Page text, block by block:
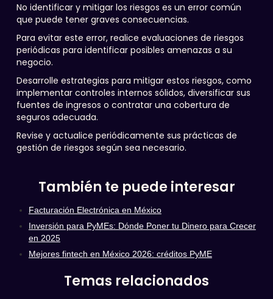
No identificar y mitigar los riesgos es un error común
que puede tener graves consecuencias.
Para evitar este error, realice evaluaciones de riesgos
periódicas para identificar posibles amenazas a su
negocio.
Desarrolle estrategias para mitigar estos riesgos, como
implementar controles internos sólidos, diversificar sus
fuentes de ingresos o contratar una cobertura de
seguros adecuada.
Revise y actualice periódicamente sus prácticas de
gestión de riesgos según sea necesario.
También te puede interesar
Facturación Electrónica en México
Inversión para PyMEs: Dónde Poner tu Dinero para Crecer
en 2025
Mejores fintech en México 2026: créditos PyME
Temas relacionados